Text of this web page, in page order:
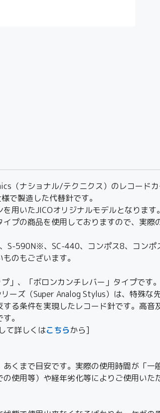
（ナショナル/テクニクス）のレコード
で製造した代替針です。
用いたJICOオリジナルモデルとなります
プの商品を使用しておりますので、実際
S-590N※、SC-440、コンポス8、コン
のもございます。
」、「ボロンカンチレバー」タイプです。
ーズ（Super Analog Stylus）は、特殊
る条件を実現したレコード針です。高
。
て詳しくはこちらから]
くまで目安です。実際の使用時間が「
使用等）や経年劣化等によりご使用いた